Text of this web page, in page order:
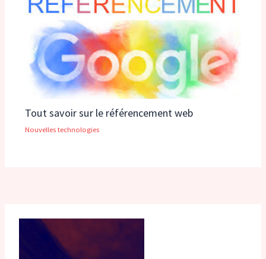
Tout savoir sur le référencement web
Nouvelles technologies